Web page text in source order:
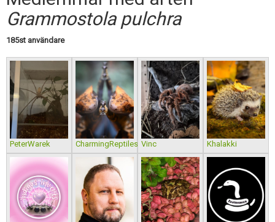
Grammostola pulchra
185st användare
PeterWarek CharmingReptiles Vinc Khalakki